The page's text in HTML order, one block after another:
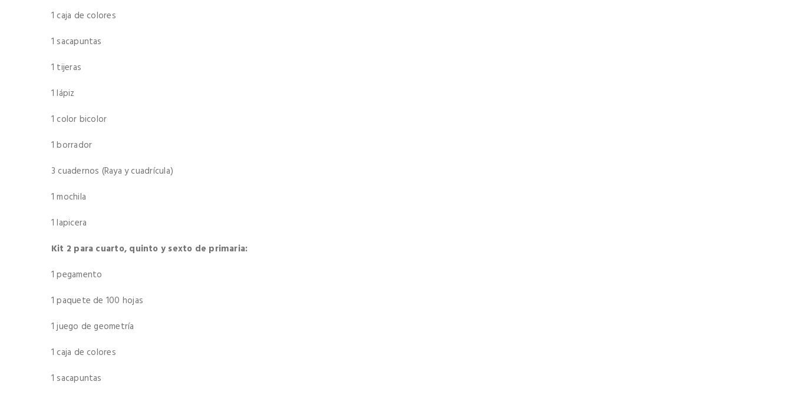
1 caja de colores
1 sacapuntas
1 tijeras
1 lápiz
1 color bicolor
1 borrador
3 cuadernos (Raya y cuadrícula)
1 mochila
1 lapicera
Kit 2 para cuarto, quinto y sexto de primaria:
1 pegamento
1 paquete de 100 hojas
1 juego de geometría
1 caja de colores
1 sacapuntas